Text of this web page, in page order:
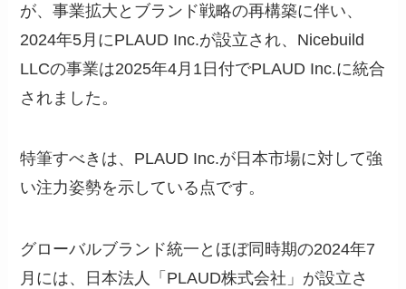
が、事業拡大とブランド戦略の再構築に伴い、
2024年5月にPLAUD Inc.が設立され、Nicebuild
LLCの事業は2025年4月1日付でPLAUD Inc.に統合
されました。
特筆すべきは、PLAUD Inc.が日本市場に対して強
い注力姿勢を示している点です。
グローバルブランド統一とほぼ同時期の2024年7
月には、日本法人「PLAUD株式会社」が設立さ